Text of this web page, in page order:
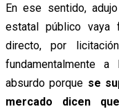
En ese sentido,
estatal público vaya
directo, por
fundamentalmente
absurdo porque se
mercado dicen